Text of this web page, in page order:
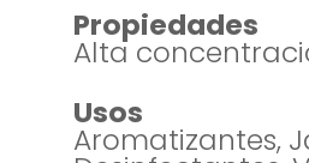
Propiedades
Alta
Usos
Aromatizantes,